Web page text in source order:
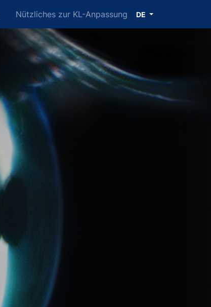
Nützliches zur KL-Anpassung DE